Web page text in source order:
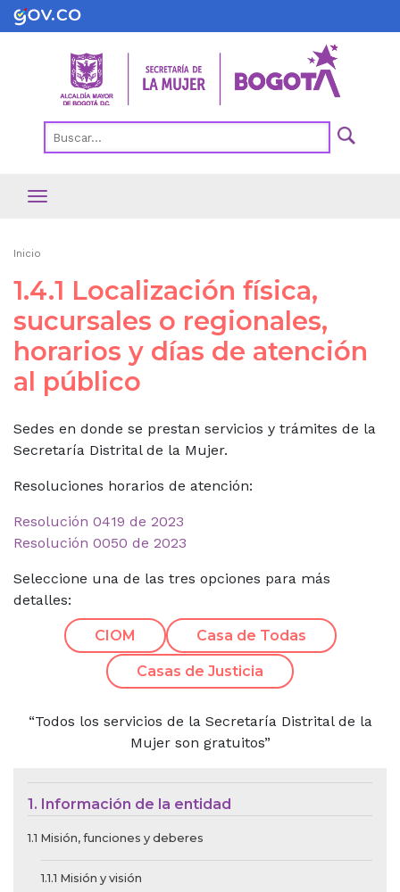
Pasar
al
Ruta
de
navegación
Inicio
Menú de Contexto de Ley de
1. Información de la entidad
1.1 Misión, funciones y deberes
1.1.1 Misión y visión
1.4.1 Localización física,
sucursales o regionales,
horarios y días de atención
al público
Sedes en donde se prestan servicios y trámites de la
Secretaría Distrital de la Mujer.
Resoluciones horarios de atención:
Resolución 0419 de 2023
Resolución 0050 de 2023
Seleccione una de las tres opciones para más
detalles:
CIOM Casa de Todas
Casas de Justicia
“Todos los servicios de la Secretaría Distrital de la
Mujer son gratuitos”